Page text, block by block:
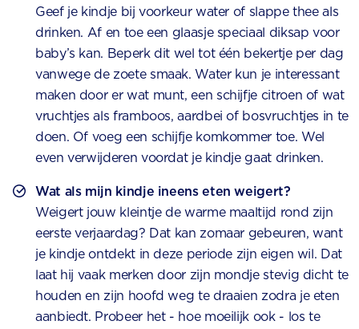
Geef je kindje bij voorkeur water of slappe thee als
drinken. Af en toe een glaasje speciaal diksap voor
baby’s kan. Beperk dit wel tot één bekertje per dag
vanwege de zoete smaak. Water kun je interessant
maken door er wat munt, een schijfje citroen of wat
vruchtjes als framboos, aardbei of bosvruchtjes in te
doen. Of voeg een schijfje komkommer toe. Wel
even verwijderen voordat je kindje gaat drinken.
Wat als mijn kindje ineens eten weigert?
Weigert jouw kleintje de warme maaltijd rond zijn
eerste verjaardag? Dat kan zomaar gebeuren, want
je kindje ontdekt in deze periode zijn eigen wil. Dat
laat hij vaak merken door zijn mondje stevig dicht te
houden en zijn hoofd weg te draaien zodra je eten
aanbiedt. Probeer het - hoe moeilijk ook - los te